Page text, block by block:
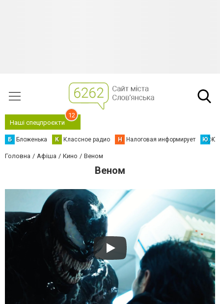
Наші спецпроєкти
12
Б Бложенька К Классное радио Н Налоговая информирует Ю
Головна Афіша Кино Веном
Веном